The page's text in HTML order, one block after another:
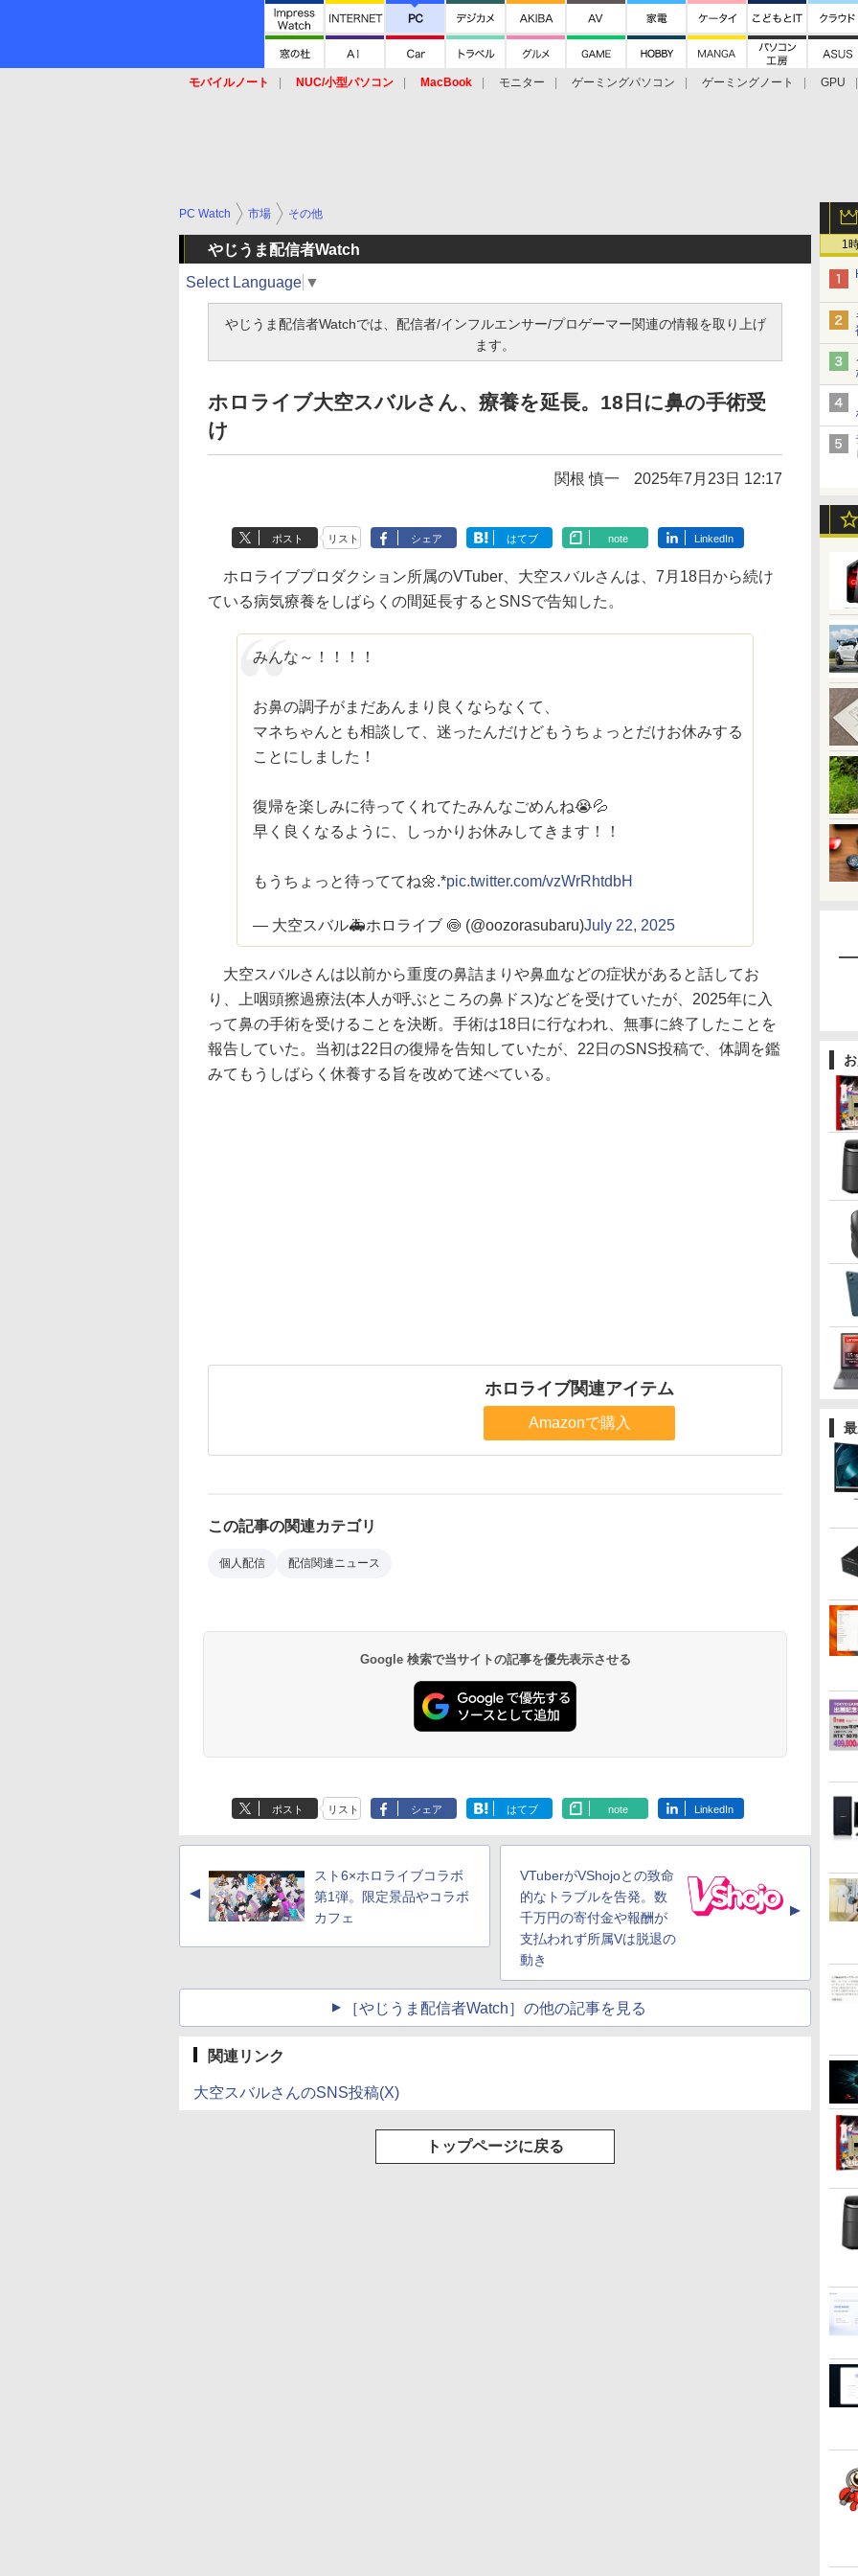
モバイルノート NUC/小型パソコン MacBook モニター ゲーミングパソコン ゲーミングノート
GPU
1
PC Watch 市場 その他
やじうま配信者Watch
Select Language ▼
やじうま配信者Watchでは、配信者/インフルエンサー/プロゲーマー関連の情報を取り上げ
ます。
ホロライブ大空スバルさん、療養を延長。18日に鼻の手術受
け
関根 慎一 2025年7月23日 12:17
ポスト リスト シェア はてブ note LinkedIn
ホロライブプロダクション所属のVTuber、大空スバルさんは、7月18日から続け
ている病気療養をしばらくの間延長するとSNSで告知した。
みんな～！！！！
お鼻の調子がまだあんまり良くならなくて、
マネちゃんとも相談して、迷ったんだけどもうちょっとだけお休みする
ことにしました！
復帰を楽しみに待ってくれてたみんなごめんね😭💦
早く良くなるように、しっかりお休みしてきます！！
もうちょっと待っててね🌼.*pic.twitter.com/vzWrRhtdbH
— 大空スバル🚑ホロライブ 🍥 (@oozorasubaru)July 22, 2025
大空スバルさんは以前から重度の鼻詰まりや鼻血などの症状があると話してお
り、上咽頭擦過療法(本人が呼ぶところの鼻ドス)などを受けていたが、2025年に入
って鼻の手術を受けることを決断。手術は18日に行なわれ、無事に終了したことを
報告していた。当初は22日の復帰を告知していたが、22日のSNS投稿で、体調を鑑
みてもうしばらく休養する旨を改めて述べている。
ホロライブ関連アイテム
Amazonで購入
この記事の関連カテゴリ
個人配信 配信関連ニュース
Google 検索で当サイトの記事を優先表示させる
ポスト リスト シェア はてブ note LinkedIn
▲
スト6×ホロライブコラボ
第1弾。限定景品やコラボ
カフェ
VTuberがVShojoとの致命
的なトラブルを告発。数
千万円の寄付金や報酬が
支払われず所属Vは脱退の
動き
▲
［やじうま配信者Watch］の他の記事を見る
関連リンク
大空スバルさんのSNS投稿(X)
トップページに戻る